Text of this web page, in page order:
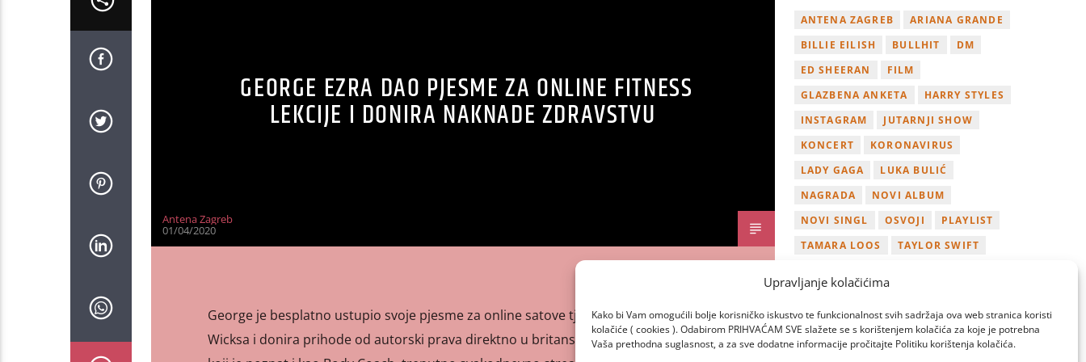
Upravljanje kolačićima
Kako bi Vam omogućili bolje korisničko iskustvo te funkcionalnost svih sadržaja ova web stranica koristi
kolačiće ( cookies ). Odabirom PRIHVAĆAM SVE slažete se s korištenjem kolačića za koje je potrebna
Vaša prethodna suglasnost, a za sve dodatne informacije pročitajte Politiku korištenja kolačića.
GEORGE EZRA DAO PJESME ZA ONLINE FITNESS
LEKCIJE I DONIRA NAKNADE ZDRAVSTVU
Antena Zagreb
01/04/2020
George je besplatno ustupio svoje pjesme za online satove tjelesnog odgoja Joea
Wicksa i donira prihode od autorski prava direktno u britansko zdravstvo. Wicks,
ANTENA ZAGREB
ARIANA GRANDE
BILLIE EILISH
BULLHIT
DM
ED SHEERAN
FILM
GLAZBENA ANKETA
HARRY STYLES
INSTAGRAM
JUTARNJI SHOW
KONCERT
KORONAVIRUS
LADY GAGA
LUKA BULIĆ
NAGRADA
NOVI ALBUM
NOVI SINGL
OSVOJI
PLAYLIST
TAMARA LOOS
TAYLOR SWIFT